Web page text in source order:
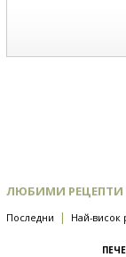
ЛЮБИМИ РЕЦЕПТИ
Последни | Най-висок